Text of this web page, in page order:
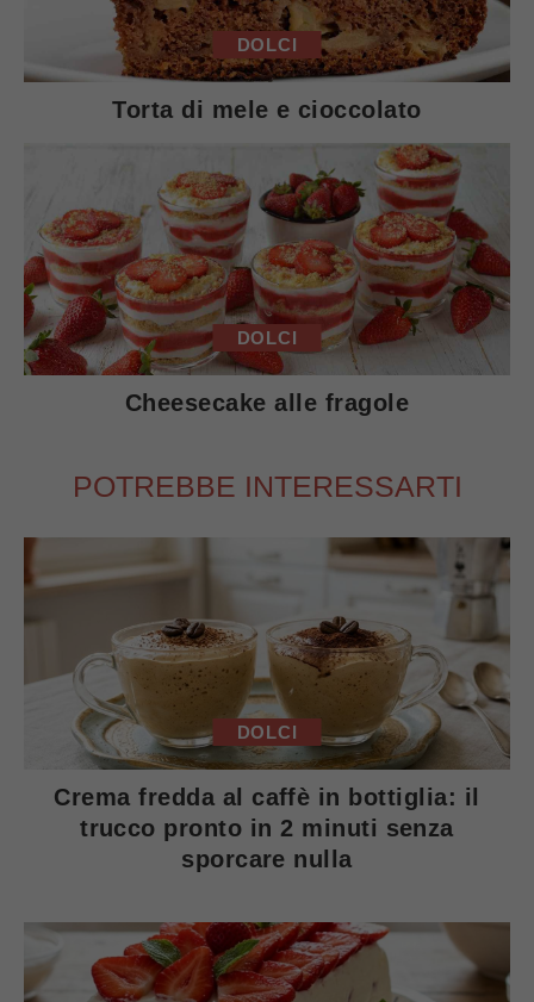
DOLCI
Torta di mele e cioccolato
DOLCI
Cheesecake alle fragole
POTREBBE INTERESSARTI
DOLCI
Crema fredda al caffè in bottiglia: il
trucco pronto in 2 minuti senza
sporcare nulla